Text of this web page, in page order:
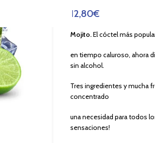
12,80€
Mojito.El cóctel más
en tiempo caluroso, ahora
sin alcohol.
Tres ingredientes y mucha
concentrado
una necesidad para todos
sensaciones!